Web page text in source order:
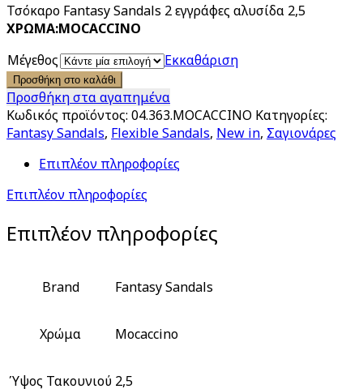
was:
€69.00.
τιμή
είναι:
€58.00.
Τσόκαρο Fantasy Sandals 2 εγγράφες αλυσίδα 2,5
ΧΡΩΜΑ:MOCACCINO
Μέγεθος
Εκκαθάριση
Προσθήκη στο καλάθι
Προσθήκη στα αγαπημένα
Κωδικός προϊόντος: 04.363.MOCACCINO Κατηγορίες:
Fantasy Sandals, Flexible Sandals, New in, Σαγιονάρες
Επιπλέον πληροφορίες
Επιπλέον πληροφορίες
Επιπλέον πληροφορίες
Brand Fantasy Sandals
Χρώμα Mocaccino
Ύψος Τακουνιού 2,5